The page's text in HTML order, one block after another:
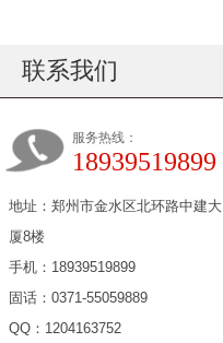
联系我们
服务热线：
18939519899
地址：郑州市金水区北环路中建大
厦8楼
手机：18939519899
固话：0371-55059889
QQ：1204163752